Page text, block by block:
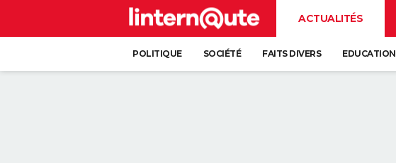
ACTUALITÉS
POLITIQUE SOCIÉTÉ FAITS DIVERS EDUCATION